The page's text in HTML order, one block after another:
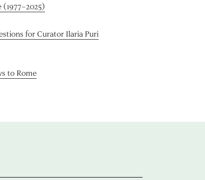
for Curator Ilaria Puri
to Rome